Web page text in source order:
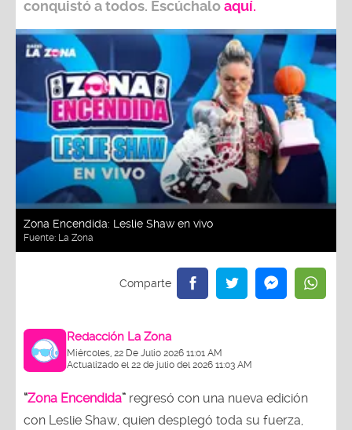
conquistó a todos. Escúchaloaquí.
Zona Encendida: Leslie Shaw en vivo
Fuente: La Zona
Redacción La Zona
Miércoles, 22 De Julio 2026 11:01 AM
Actualizado el 22 de julio del 2026 11:03 AM
“Zona Encendida” regresó con una nueva edición
con Leslie Shaw, quien desplegó toda su fuerza,